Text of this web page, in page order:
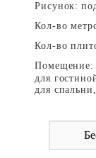
Рисунок:
Кол-во
Кол-во
Помещение:
для
для